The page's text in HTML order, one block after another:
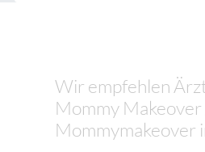
Wir empfehlen
Mommy
Mommymakeover